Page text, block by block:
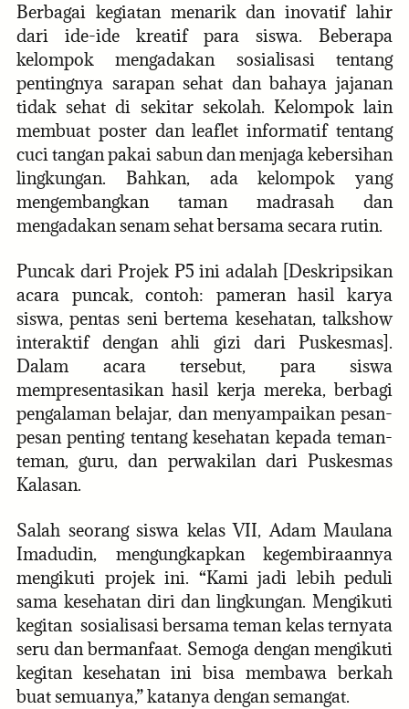
Berbagai kegiatan menarik dan inovatif lahir
dari ide-ide kreatif para siswa. Beberapa
kelompok mengadakan sosialisasi tentang
pentingnya sarapan sehat dan bahaya jajanan
tidak sehat di sekitar sekolah. Kelompok lain
membuat poster dan leaflet informatif tentang
cuci tangan pakai sabun dan menjaga kebersihan
lingkungan. Bahkan, ada kelompok yang
mengembangkan taman madrasah dan
mengadakan senam sehat bersama secara rutin.
Puncak dari Projek P5 ini adalah [Deskripsikan
acara puncak, contoh: pameran hasil karya
siswa, pentas seni bertema kesehatan, talkshow
interaktif dengan ahli gizi dari Puskesmas].
Dalam acara tersebut, para siswa
mempresentasikan hasil kerja mereka, berbagi
pengalaman belajar, dan menyampaikan pesan-
pesan penting tentang kesehatan kepada teman-
teman, guru, dan perwakilan dari Puskesmas
Kalasan.
Salah seorang siswa kelas VII, Adam Maulana
Imadudin, mengungkapkan kegembiraannya
mengikuti projek ini. “Kami jadi lebih peduli
sama kesehatan diri dan lingkungan. Mengikuti
kegitan sosialisasi bersama teman kelas ternyata
seru dan bermanfaat. Semoga dengan mengikuti
kegitan kesehatan ini bisa membawa berkah
buat semuanya,” katanya dengan semangat.